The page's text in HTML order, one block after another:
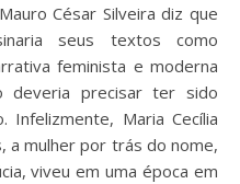
César Silveira diz que
seus textos como
feminista e moderna
deveria precisar ter sido
Infelizmente, Maria Cecília
a mulher por trás do nome,
viveu em uma época em